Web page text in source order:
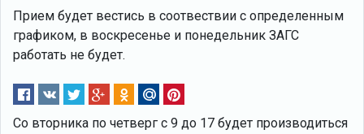
Прием будет вестись в соотвествии с определенным
графиком, в воскресенье и понедельник ЗАГС
работать не будет.
Cо вторника по четверг с 9 до 17 будет производиться